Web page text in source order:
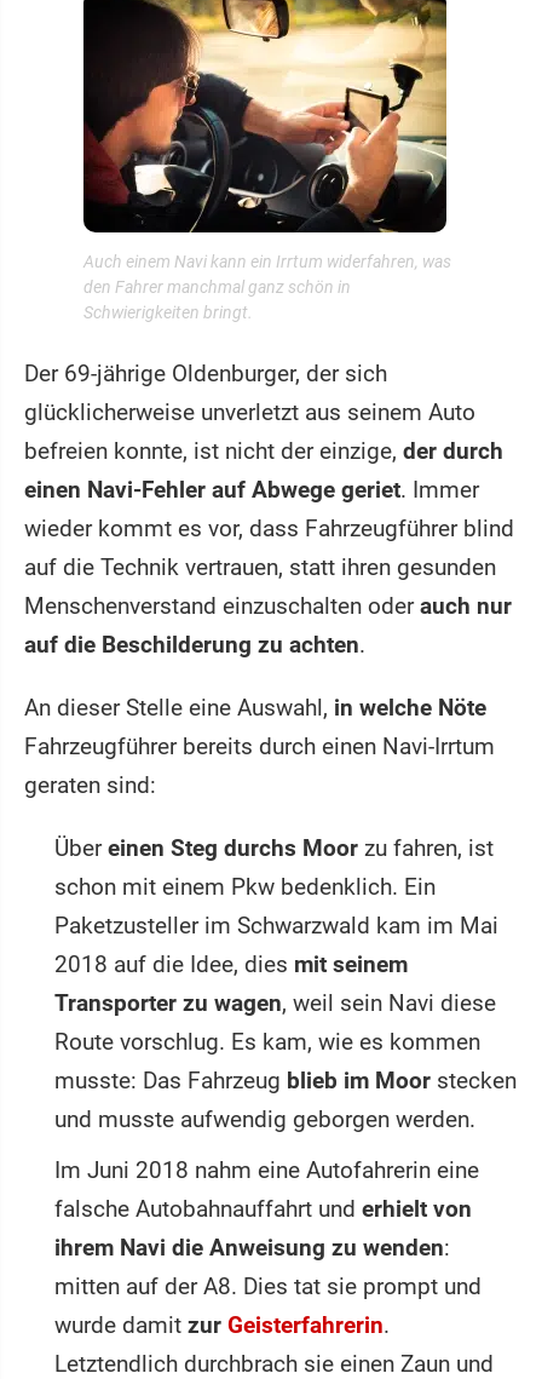
Auch einem Navi kann ein Irrtum widerfahren, was
den Fahrer manchmal ganz schön in
Schwierigkeiten bringt.
Der 69-jährige Oldenburger, der sich
glücklicherweise unverletzt aus seinem Auto
befreien konnte, ist nicht der einzige, der durch
einen Navi-Fehler auf Abwege geriet. Immer
wieder kommt es vor, dass Fahrzeugführer blind
auf die Technik vertrauen, statt ihren gesunden
Menschenverstand einzuschalten oderauch nur
auf die Beschilderung zu achten.
An dieser Stelle eine Auswahl, in welche Nöte
Fahrzeugführer bereits durch einen Navi-Irrtum
geraten sind:
Übereinen Steg durchs Moor zu fahren, ist
schon mit einem Pkw bedenklich. Ein
Paketzusteller im Schwarzwald kam im Mai
2018 auf die Idee, dies mit seinem
Transporter zu wagen, weil sein Navi diese
Route vorschlug. Es kam, wie es kommen
musste: Das Fahrzeug blieb im Moor stecken
und musste aufwendig geborgen werden.
Im Juni 2018 nahm eine Autofahrerin eine
falsche Autobahnauffahrt und erhielt von
ihrem Navi die Anweisung zu wenden:
mitten auf der A8. Dies tat sie prompt und
wurde damit zur Geisterfahrerin.
Letztendlich durchbrach sie einen Zaun und